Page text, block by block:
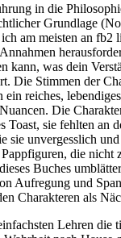
in die
Grundlage
am meisten an fb2
kann, was dein
Die Stimmen der
ein reiches,
Die
Toast, sie fehlten an
sie unvergesslich
die nicht
Buches
Aufregung und
Charakteren als
Lehren die